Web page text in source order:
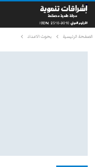
الصفحة الرئيسية بحوث الاعداد